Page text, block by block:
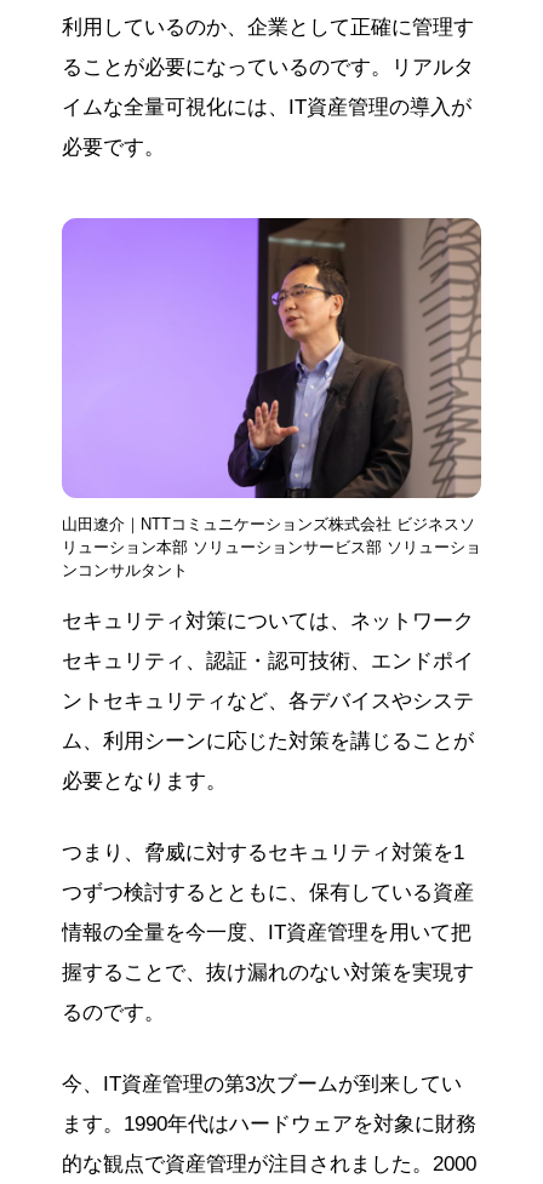
利用しているのか、企業として正確に管理す
ることが必要になっているのです。リアルタ
イムな全量可視化には、IT資産管理の導入が
必要です。
山田遼介｜NTTコミュニケーションズ株式会社 ビジネスソ
リューション本部 ソリューションサービス部 ソリューショ
ンコンサルタント
セキュリティ対策については、ネットワーク
セキュリティ、認証・認可技術、エンドポイ
ントセキュリティなど、各デバイスやシステ
ム、利用シーンに応じた対策を講じることが
必要となります。
つまり、脅威に対するセキュリティ対策を1
つずつ検討するとともに、保有している資産
情報の全量を今一度、IT資産管理を用いて把
握することで、抜け漏れのない対策を実現す
るのです。
今、IT資産管理の第3次ブームが到来してい
ます。1990年代はハードウェアを対象に財務
的な観点で資産管理が注目されました。2000